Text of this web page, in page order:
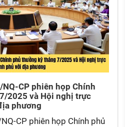
CP phiên họp Chính
2025 và Hội nghị trực
phương
CP phiên họp Chính phủ